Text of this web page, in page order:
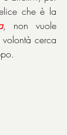
che è la
, non vuole
cerca